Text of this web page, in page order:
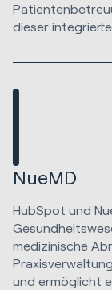
dieser
NueMD
HubSpot und
medizinische
und ermöglicht